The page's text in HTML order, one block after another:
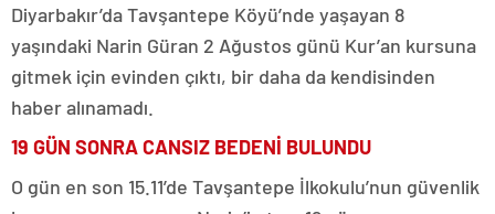
Diyarbakır’da Tavşantepe Köyü’nde yaşayan 8
yaşındaki Narin Güran 2 Ağustos günü Kur’an kursuna
gitmek için evinden çıktı, bir daha da kendisinden
haber alınamadı.
19 GÜN SONRA CANSIZ BEDENİ BULUNDU
O gün en son 15.11’de Tavşantepe İlkokulu’nun güvenlik